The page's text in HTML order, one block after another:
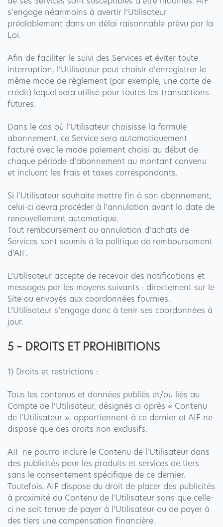
s’engage néanmoins à avertir l’Utilisateur
préalablement dans un délai raisonnable prévu par la
Loi.
Afin de faciliter le suivi des Services et éviter toute
interruption, l’Utilisateur peut choisir d’enregistrer le
même mode de règlement (par exemple, une carte de
crédit) lequel sera utilisé pour toutes les transactions
futures.
Dans le cas où l’Utilisateur choisisse la formule
abonnement, ce Service sera automatiquement
facturé avec le mode paiement choisi au début de
chaque période d’abonnement au montant convenu
et incluant les frais et taxes correspondants.
Si l’Utilisateur souhaite mettre fin à son abonnement,
celui-ci devra procéder à l’annulation avant la date de
renouvellement automatique.
Tout remboursement ou annulation d’achats de
Services sont soumis à la politique de remboursement
d’AIF.
L’Utilisateur accepte de recevoir des notifications et
messages par les moyens suivants : directement sur le
Site ou envoyés aux coordonnées fournies.
L’Utilisateur s’engage donc à tenir ses coordonnées à
jour.
5 – DROITS ET PROHIBITIONS
1) Droits et restrictions :
Tous les contenus et données publiés et/ou liés au
Compte de l’Utilisateur, désignés ci-après « Contenu
de l’Utilisateur », appartiennent à ce dernier et AIF ne
dispose que des droits non exclusifs.
AIF ne pourra inclure le Contenu de l’Utilisateur dans
des publicités pour les produits et services de tiers
sans le consentement spécifique de ce dernier.
Toutefois, AIF dispose du droit de placer des publicités
à proximité du Contenu de l’Utilisateur sans que celle-
ci ne soit tenue de payer à l’Utilisateur ou de payer à
des tiers une compensation financière.